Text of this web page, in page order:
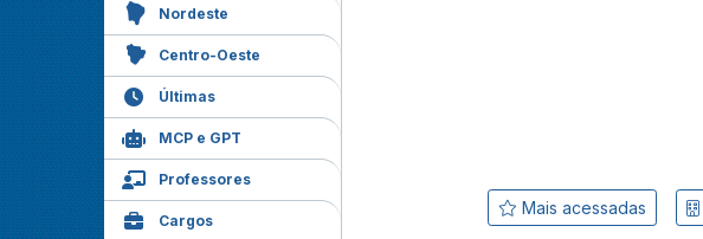
Nordeste
Centro-Oeste
Últimas
MCP e GPT
Professores
Cargos
Mais acessadas